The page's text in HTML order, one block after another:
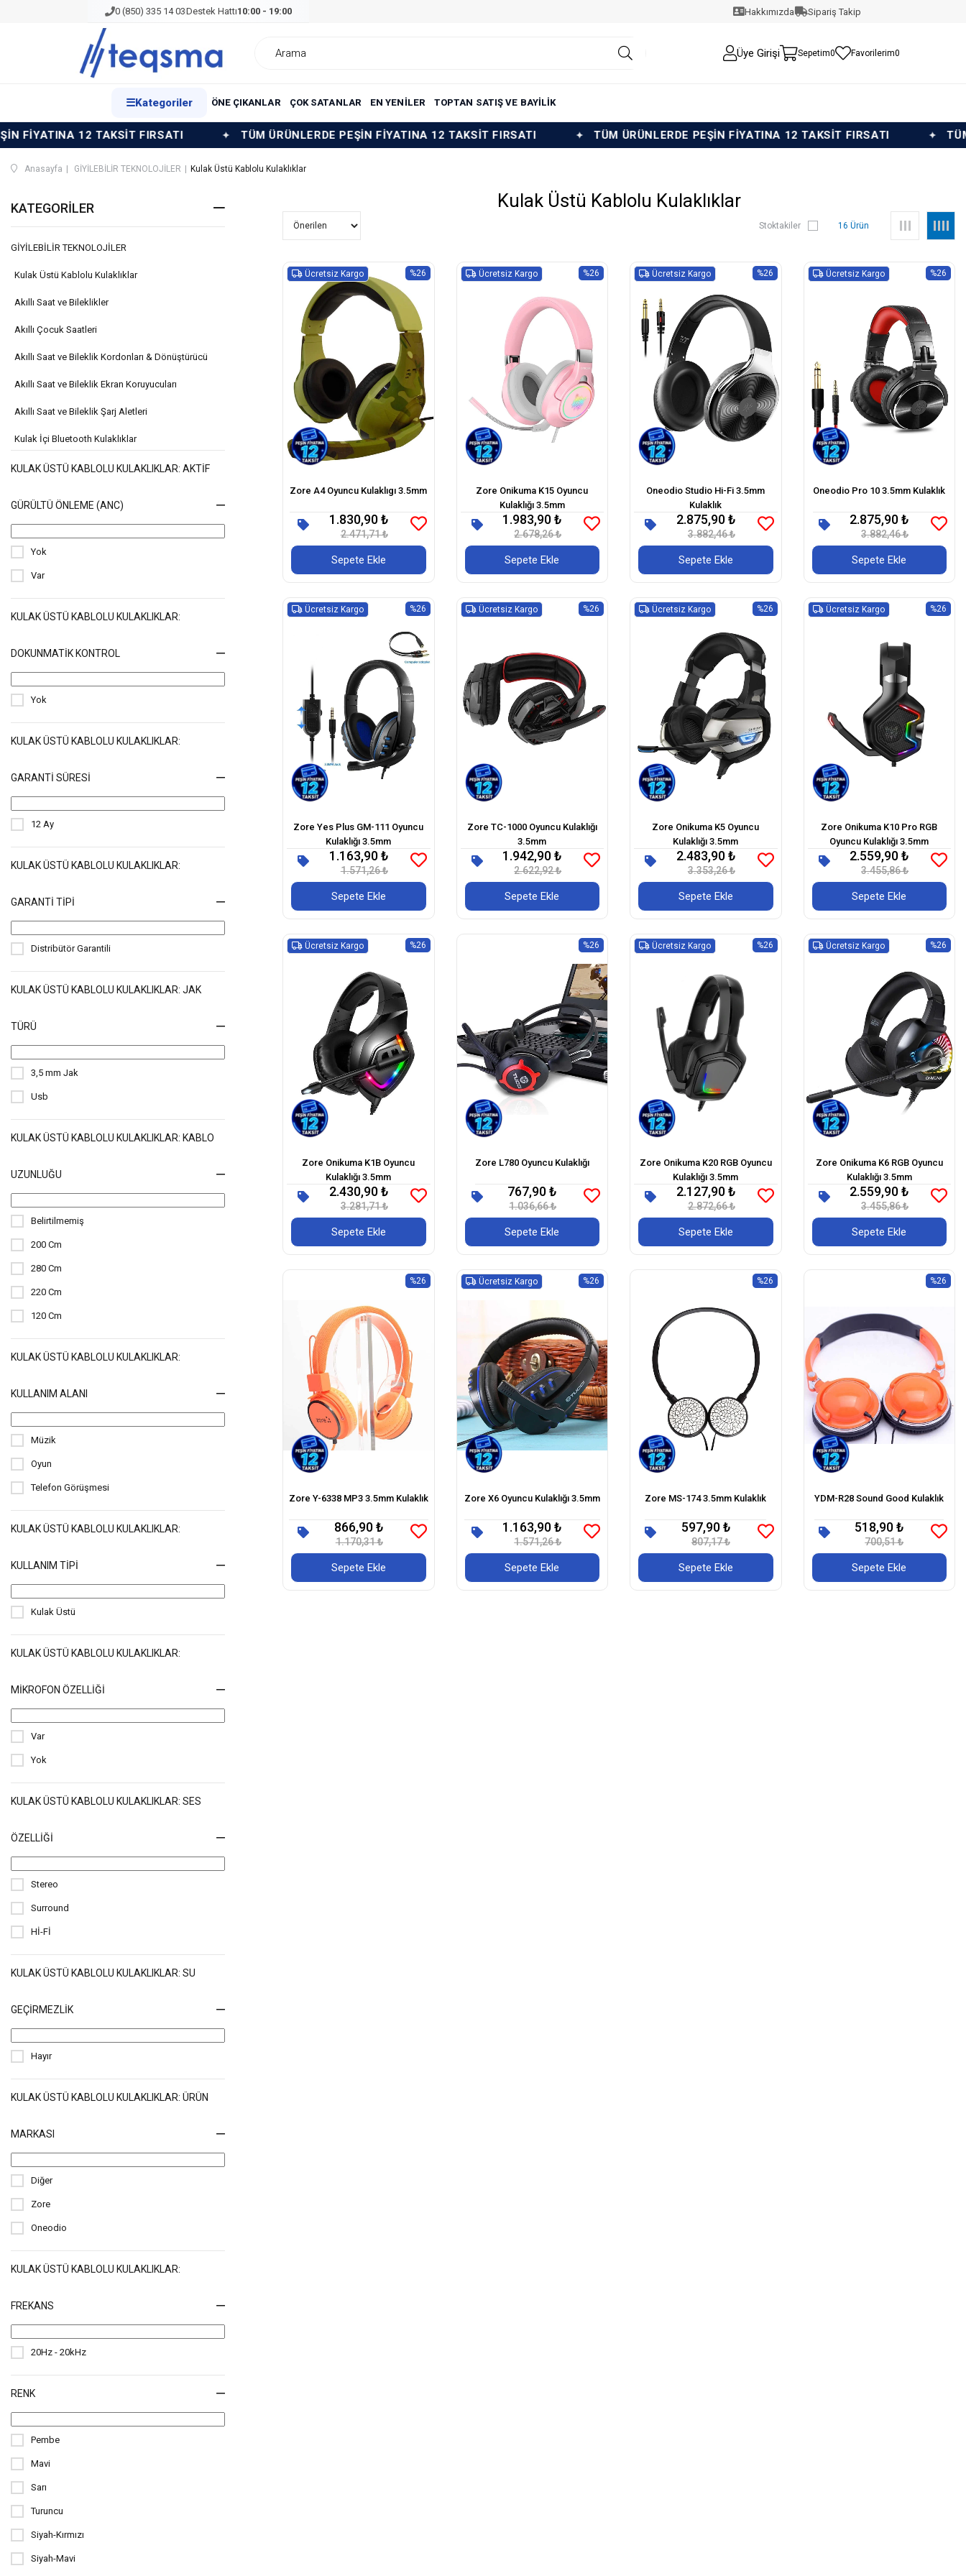
0 (850) 335 14 03Destek Hattı10:00 - 19:00 Hakkımızda Sipariş Takip
Üye Girişi Sepetim0 Favorilerim0
☰Kategoriler ÖNE ÇIKANLAR ÇOK SATANLAR EN YENİLER TOPTAN SATIŞ VE BAYİLİK
TAKSİT FIRSATI TÜM ÜRÜNLERDE PEŞİN FİYATINA 12 TAKSİT FIRSATI TÜM ÜRÜNLERDE PEŞİN FİYATINA 12 TAKSİT FIRSATI TÜM ÜRÜNLERDE
Anasayfa GİYİLEBİLİR TEKNOLOJİLER Kulak Üstü Kablolu Kulaklıklar
KATEGORILER
GİYİLEBİLİR TEKNOLOJİLER
Kulak Üstü Kablolu Kulaklıklar
Akıllı Saat ve Bileklikler
Akıllı Çocuk Saatleri
Akıllı Saat ve Bileklik Kordonları & Dönüştürücü
Akıllı Saat ve Bileklik Ekran Koruyucuları
Akıllı Saat ve Bileklik Şarj Aletleri
Kulak İçi Bluetooth Kulaklıklar
Kulak İçi Kablolu Kulaklıklar
Kulaklık Şarj Aletleri
Kulaklık Aksesuarları
KULAK ÜSTÜ KABLOLU KULAKLIKLAR: AKTIF
GÜRÜLTÜ ÖNLEME (ANC)
Yok
Var
KULAK ÜSTÜ KABLOLU KULAKLIKLAR:
DOKUNMATIK KONTROL
Yok
KULAK ÜSTÜ KABLOLU KULAKLIKLAR:
GARANTI SÜRESI
12 Ay
KULAK ÜSTÜ KABLOLU KULAKLIKLAR:
GARANTI TIPI
Distribütör Garantili
KULAK ÜSTÜ KABLOLU KULAKLIKLAR: JAK
TÜRÜ
3,5 mm Jak
Usb
KULAK ÜSTÜ KABLOLU KULAKLIKLAR: KABLO
UZUNLUĞU
Belirtilmemiş
200 Cm
280 Cm
220 Cm
120 Cm
KULAK ÜSTÜ KABLOLU KULAKLIKLAR:
KULLANIM ALANI
Müzik
Oyun
Telefon Görüşmesi
KULAK ÜSTÜ KABLOLU KULAKLIKLAR:
KULLANIM TIPI
Kulak Üstü
KULAK ÜSTÜ KABLOLU KULAKLIKLAR:
MIKROFON ÖZELLIĞI
Var
Yok
KULAK ÜSTÜ KABLOLU KULAKLIKLAR: SES
ÖZELLIĞI
Stereo
Surround
Hİ-Fİ
KULAK ÜSTÜ KABLOLU KULAKLIKLAR: SU
GEÇIRMEZLIK
Hayır
KULAK ÜSTÜ KABLOLU KULAKLIKLAR: ÜRÜN
MARKASI
Diğer
Zore
Oneodio
KULAK ÜSTÜ KABLOLU KULAKLIKLAR:
FREKANS
20Hz - 20kHz
RENK
Pembe
Mavi
Sarı
Turuncu
Siyah-Kırmızı
Siyah-Mavi
Kulak Üstü Kablolu Kulaklıklar
Stoktakiler 16 Ürün
Zore A4 Oyuncu Kulaklıgı 3.5mm
1.830,90 ₺
2.471,71 ₺
Sepete Ekle
%26
Ücretsiz Kargo
Zore Onikuma K15 Oyuncu
Kulaklığı 3.5mm
1.983,90 ₺
2.678,26 ₺
Sepete Ekle
%26
Ücretsiz Kargo
Oneodio Studio Hi-Fi 3.5mm
Kulaklık
2.875,90 ₺
3.882,46 ₺
Sepete Ekle
%26
Ücretsiz Kargo
Oneodio Pro 10 3.5mm Kulaklık
2.875,90 ₺
3.882,46 ₺
Sepete Ekle
%26
Ücretsiz Kargo
Zore Yes Plus GM-111 Oyuncu
Kulaklığı 3.5mm
1.163,90 ₺
1.571,26 ₺
Sepete Ekle
%26
Ücretsiz Kargo
Zore TC-1000 Oyuncu Kulaklığı
3.5mm
1.942,90 ₺
2.622,92 ₺
Sepete Ekle
%26
Ücretsiz Kargo
Zore Onikuma K5 Oyuncu
Kulaklığı 3.5mm
2.483,90 ₺
3.353,26 ₺
Sepete Ekle
%26
Ücretsiz Kargo
Zore Onikuma K10 Pro RGB
Oyuncu Kulaklığı 3.5mm
2.559,90 ₺
3.455,86 ₺
Sepete Ekle
%26
Ücretsiz Kargo
Zore Onikuma K1B Oyuncu
Kulaklığı 3.5mm
2.430,90 ₺
3.281,71 ₺
Sepete Ekle
%26
Ücretsiz Kargo
Zore L780 Oyuncu Kulaklığı
767,90 ₺
1.036,66 ₺
Sepete Ekle
%26
Zore Onikuma K20 RGB Oyuncu
Kulaklığı 3.5mm
2.127,90 ₺
2.872,66 ₺
Sepete Ekle
%26
Ücretsiz Kargo
Zore Onikuma K6 RGB Oyuncu
Kulaklığı 3.5mm
2.559,90 ₺
3.455,86 ₺
Sepete Ekle
%26
Ücretsiz Kargo
Zore Y-6338 MP3 3.5mm Kulaklık
866,90 ₺
1.170,31 ₺
Sepete Ekle
%26
Zore X6 Oyuncu Kulaklığı 3.5mm
1.163,90 ₺
1.571,26 ₺
Sepete Ekle
%26
Ücretsiz Kargo
Zore MS-174 3.5mm Kulaklık
597,90 ₺
807,17 ₺
Sepete Ekle
%26
YDM-R28 Sound Good Kulaklık
518,90 ₺
700,51 ₺
Sepete Ekle
%26